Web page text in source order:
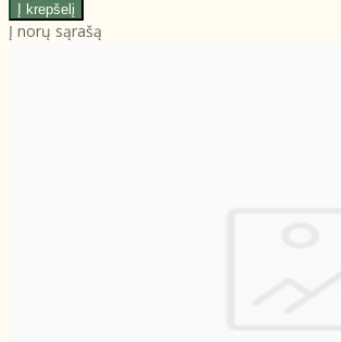
Į norų sąrašą